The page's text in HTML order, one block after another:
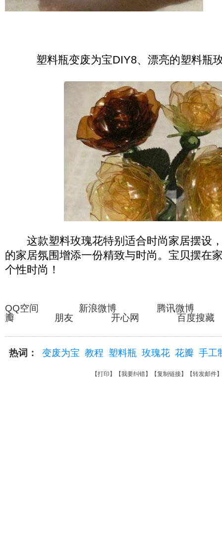
塑料瓶变废为宝DIY8、漂亮的塑料瓶
这款塑料玫瑰花特别适合时尚家居摆设
的家居氛围增添一份精致与时尚。宝贝摆在
个性时尚！
QQ空间 新浪微博 腾讯微
瓣 朋友 开心网 百度搜
热词： 变废为宝 教程 塑料瓶 玫瑰花 花瓣 手工
【打印 】【我要纠错】【复制链接】【转发邮件